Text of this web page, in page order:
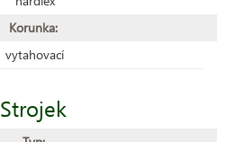
Korunka:
vytahovací
Strojek